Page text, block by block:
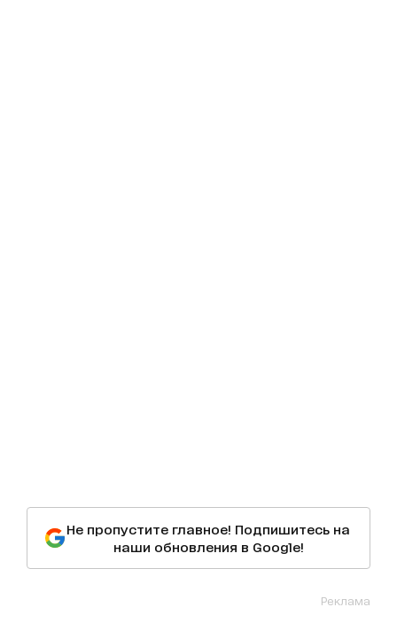
Не пропустите главное! Подпишитесь на
наши обновления в Google!
Реклама